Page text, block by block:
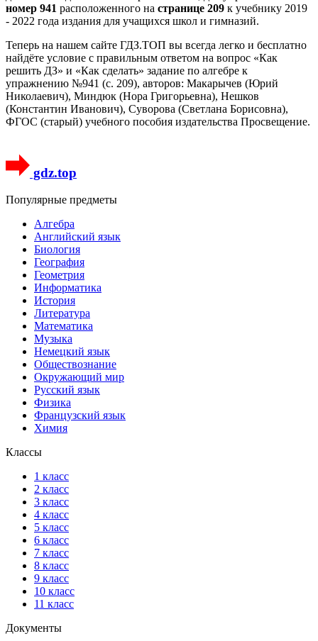
номер 941 расположенного на странице 209 к учебнику 2019
- 2022 года издания для учащихся школ и гимназий.
Теперь на нашем сайте ГДЗ.ТОП вы всегда легко и бесплатно
найдёте условие с правильным ответом на вопрос «Как
решить ДЗ» и «Как сделать» задание по алгебре к
упражнению №941 (с. 209), авторов: Макарычев (Юрий
Николаевич), Миндюк (Нора Григорьевна), Нешков
(Константин Иванович), Суворова (Светлана Борисовна),
ФГОС (старый) учебного пособия издательства Просвещение.
gdz.top
Популярные предметы
Алгебра
Английский язык
Биология
География
Геометрия
Информатика
История
Литература
Математика
Музыка
Немецкий язык
Обществознание
Окружающий мир
Русский язык
Физика
Французский язык
Химия
Классы
1 класс
2 класс
3 класс
4 класс
5 класс
6 класс
7 класс
8 класс
9 класс
10 класс
11 класс
Документы